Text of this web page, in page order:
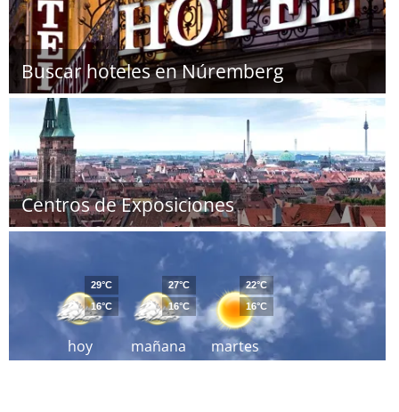
Buscar hoteles en Núremberg
Centros de Exposiciones
hoy
29°C
16°C
mañana
27°C
16°C
martes
22°C
16°C